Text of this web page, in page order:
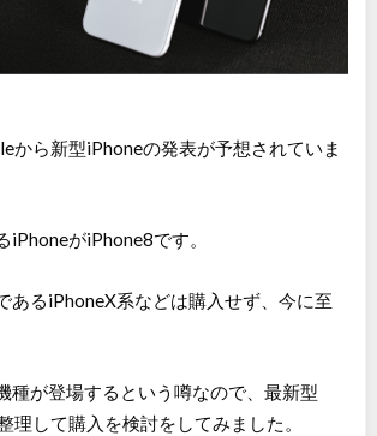
から新型iPhoneの発表が予想されていま
iPhoneがiPhone8です。
あるiPhoneX系などは購入せず、今に至
種が登場するという噂なので、最新型
理して購入を検討をしてみました。